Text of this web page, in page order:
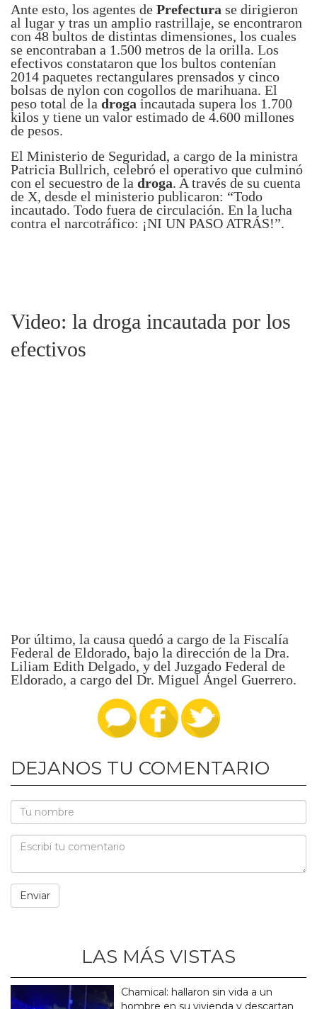
Ante esto, los agentes de Prefectura se dirigieron
al lugar y tras un amplio rastrillaje, se encontraron
con 48 bultos de distintas dimensiones, los cuales
se encontraban a 1.500 metros de la orilla. Los
efectivos constataron que los bultos contenían
2014 paquetes rectangulares prensados y cinco
bolsas de nylon con cogollos de marihuana. El
peso total de la droga incautada supera los 1.700
kilos y tiene un valor estimado de 4.600 millones
de pesos.
El Ministerio de Seguridad, a cargo de la ministra
Patricia Bullrich, celebró el operativo que culminó
con el secuestro de la droga. A través de su cuenta
de X, desde el ministerio publicaron: “Todo
incautado. Todo fuera de circulación. En la lucha
contra el narcotráfico: ¡NI UN PASO ATRÁS!”.
Video: la droga incautada por los
efectivos
Por último, la causa quedó a cargo de la Fiscalía
Federal de Eldorado, bajo la dirección de la Dra.
Liliam Edith Delgado, y del Juzgado Federal de
Eldorado, a cargo del Dr. Miguel Ángel Guerrero.
DEJANOS TU COMENTARIO
LAS MÁS VISTAS
Chamical: hallaron sin vida a un